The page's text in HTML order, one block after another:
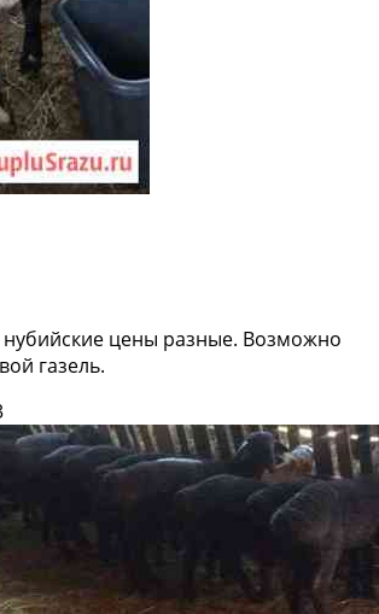
цены разные. Возможно
газель.